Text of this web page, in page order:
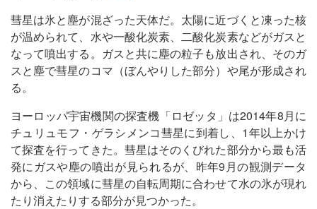
彗星は氷と塵が混ざった天体だ。太陽に近づくと凍った核
が温められて、水や一酸化炭素、二酸化炭素などがガスと
なって噴出する。ガスと共に塵の粒子も放出され、そのガ
スと塵で彗星のコマ（ぼんやりした部分）や尾が形成され
る。
ヨーロッパ宇宙機関の探査機「ロゼッタ」は2014年8月に
チュリュモフ・ゲラシメンコ彗星に到着し、1年以上かけ
て探査を行ってきた。彗星はそのくびれた部分から最も活
発にガスや塵の噴出が見られるが、昨年9月の観測データ
から、この領域に彗星の自転周期に合わせて水の氷が現れ
たり消えたりする部分が見つかった。